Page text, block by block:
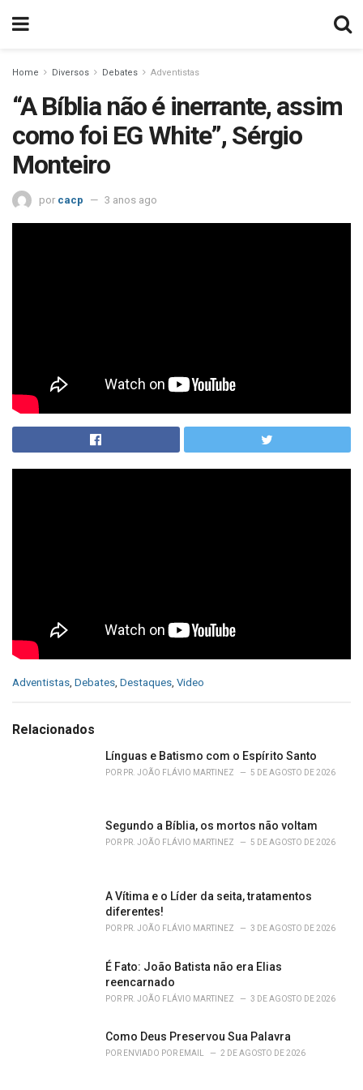
Home Diversos Debates Adventistas
“A Bíblia não é inerrante, assim
como foi EG White”, Sérgio
Monteiro
por cacp 3 anos ago
C
e
Adventistas, Debates, Destaques, Video
Relacionados
Línguas e Batismo com o Espírito Santo
POR PR. JOÃO FLÁVIO MARTINEZ 5 DE AGOSTO DE 2026
Segundo a Bíblia, os mortos não voltam
POR PR. JOÃO FLÁVIO MARTINEZ 5 DE AGOSTO DE 2026
A Vítima e o Líder da seita, tratamentos
diferentes!
POR PR. JOÃO FLÁVIO MARTINEZ 3 DE AGOSTO DE 2026
É Fato: João Batista não era Elias
reencarnado
POR PR. JOÃO FLÁVIO MARTINEZ 3 DE AGOSTO DE 2026
Como Deus Preservou Sua Palavra
POR ENVIADO POR EMAIL 2 DE AGOSTO DE 2026